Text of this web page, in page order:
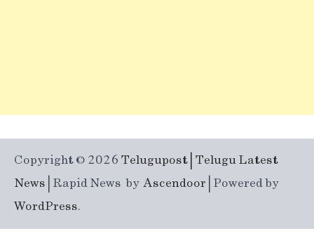
Copyright © 2026 Telugupost | Telugu Latest
News | Rapid News byAscendoor | Powered by
WordPress.